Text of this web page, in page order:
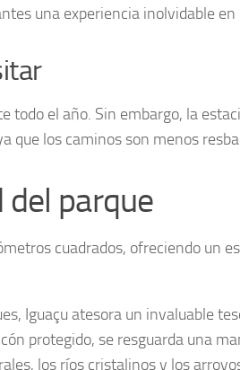
una experiencia inolvidable
todo el año. Sin embargo, la
que los caminos son menos
del parque
cuadrados, ofreciendo un
Iguaçu atesora un invaluable
protegido, se resguarda una
los ríos cristalinos y los